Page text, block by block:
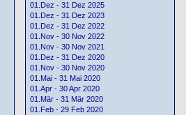
01.Dez - 31 Dez 2025
01.Dez - 31 Dez 2023
01.Dez - 31 Dez 2022
01.Nov - 30 Nov 2022
01.Nov - 30 Nov 2021
01.Dez - 31 Dez 2020
01.Nov - 30 Nov 2020
01.Mai - 31 Mai 2020
01.Apr - 30 Apr 2020
01.Mär - 31 Mär 2020
01.Feb - 29 Feb 2020